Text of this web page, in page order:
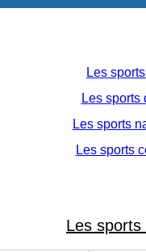
Les
Les sports
Les sports
Les sports
Les sports